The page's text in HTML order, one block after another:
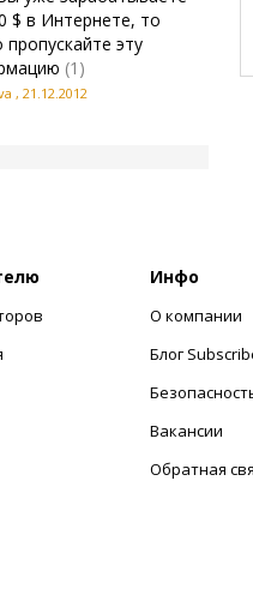
$ в Интернете, то
пропускайте эту
(1)
, 21.12.2012
Инфо
О компании
Блог
Вакансии
Обратная